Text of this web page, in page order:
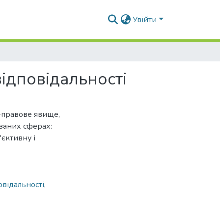
Увійти
правове явище,
сферах:
і
,